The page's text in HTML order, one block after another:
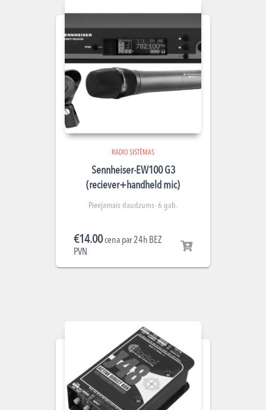
RADIO SISTĒMAS
Sennheiser-EW100 G3
(reciever+handheld mic)
Pieejamais daudzums- 6 gab.
€14.00cena par 24h BEZ
PVN